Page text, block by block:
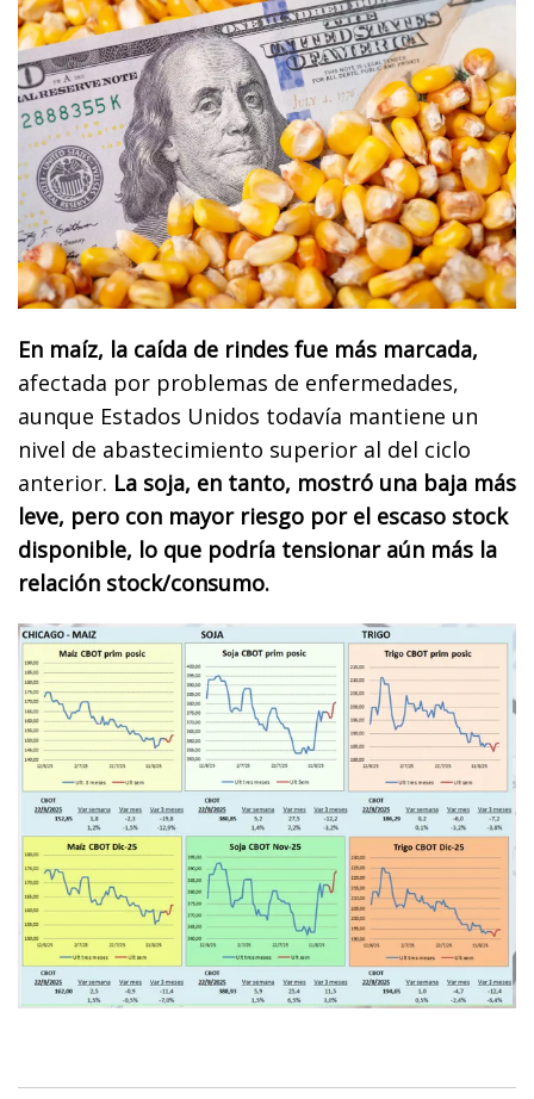
En maíz, la caída de rindes fue más marcada,
afectada por problemas de enfermedades,
aunque Estados Unidos todavía mantiene un
nivel de abastecimiento superior al del ciclo
anterior. La soja, en tanto, mostró una baja más
leve, pero con mayor riesgo por el escaso stock
disponible, lo que podría tensionar aún más la
relación stock/consumo.